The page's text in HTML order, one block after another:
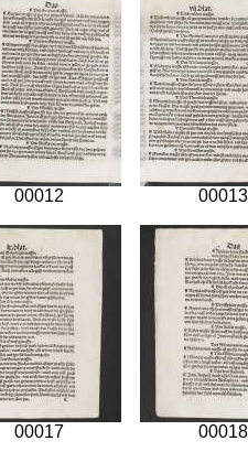
00012 00013
00017 00018